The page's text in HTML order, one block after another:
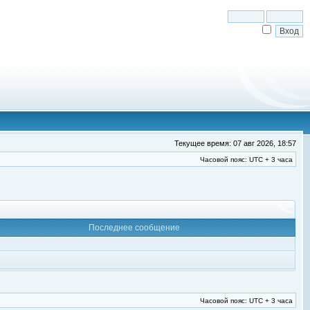
Текущее время: 07 авг 2026, 18:57
Часовой пояс: UTC + 3 часа
Последнее сообщение
Часовой пояс: UTC + 3 часа